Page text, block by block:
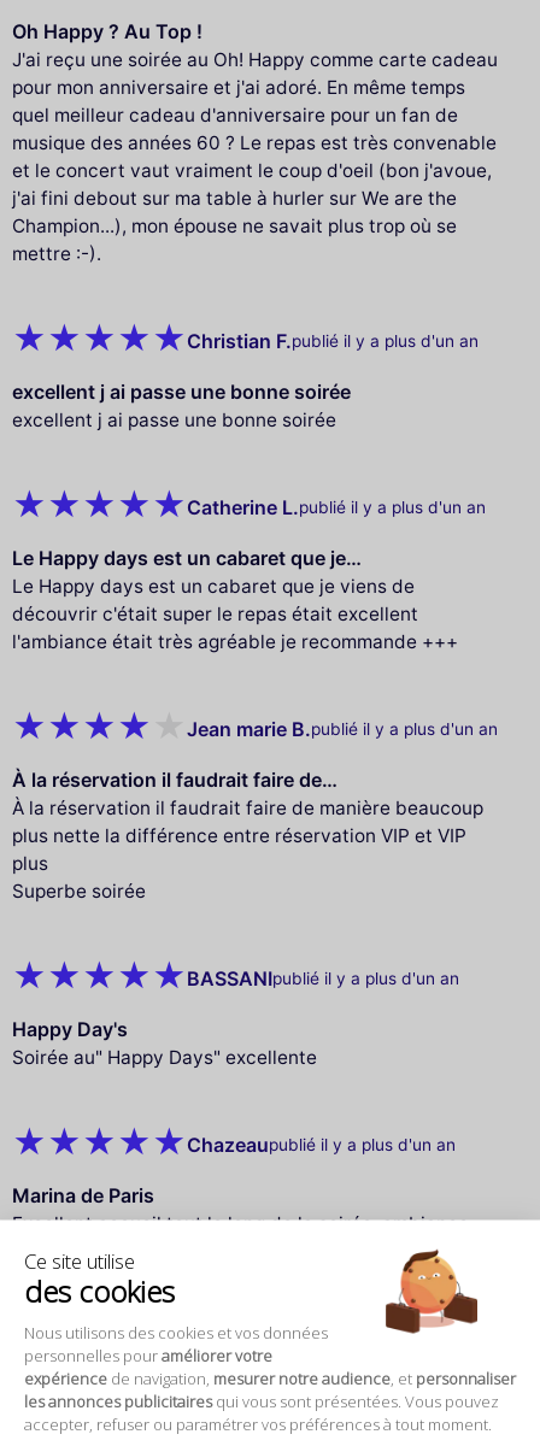
Ce site utilise
des cookies
Nous utilisons des cookies et vos données
personnelles pouraméliorer votre
expérience de navigation, mesurer notre audience , et personnaliser
les annonces publicitairesqui vous sont présentées. Vous pouvez
accepter, refuser ou paramétrer vos préférences à tout moment.
Oh Happy ? Au Top !
J'ai reçu une soirée au Oh! Happy comme carte cadeau
pour mon anniversaire et j'ai adoré. En même temps
quel meilleur cadeau d'anniversaire pour un fan de
musique des années 60 ? Le repas est très convenable
et le concert vaut vraiment le coup d'oeil (bon j'avoue,
j'ai fini debout sur ma table à hurler sur We are the
Champion...), mon épouse ne savait plus trop où se
mettre :-).
Christian F.publié il y a plus d'un an
excellent j ai passe une bonne soirée
excellent j ai passe une bonne soirée
Catherine L.publié il y a plus d'un an
Le Happy days est un cabaret que je…
Le Happy days est un cabaret que je viens de
découvrir c'était super le repas était excellent
l'ambiance était très agréable je recommande +++
Jean marie B.publié il y a plus d'un an
À la réservation il faudrait faire de…
À la réservation il faudrait faire de manière beaucoup
plus nette la différence entre réservation VIP et VIP
plus
Superbe soirée
BASSANIpublié il y a plus d'un an
Happy Day's
Soirée au" Happy Days" excellente
Chazeaupublié il y a plus d'un an
Marina de Paris
Excellent accueil tout le long de la soirée, ambiance
festive très réussie
Mallory I.publié il y a plus d'un an
A joyful surprise! I went with a group of mid-20s,
Americans and for awhile we were concerned we were